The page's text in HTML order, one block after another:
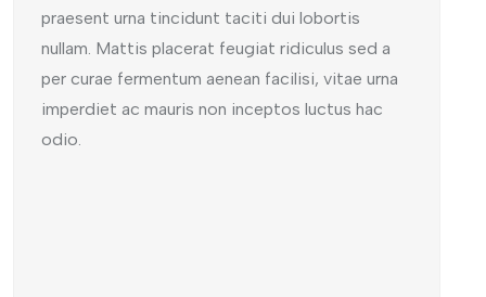
praesent urna tincidunt taciti dui lobortis
nullam. Mattis placerat feugiat ridiculus sed a
per curae fermentum aenean facilisi, vitae urna
imperdiet ac mauris non inceptos luctus hac
odio.